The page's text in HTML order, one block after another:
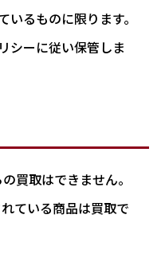
るものに限ります。
シーに従い保管しま
買取はできません。
ている商品は買取で